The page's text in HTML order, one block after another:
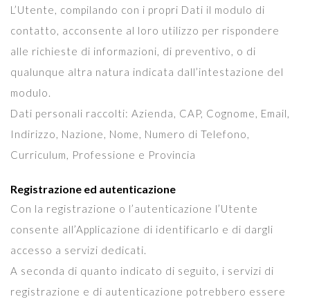
L’Utente, compilando con i propri Dati il modulo di
contatto, acconsente al loro utilizzo per rispondere
alle richieste di informazioni, di preventivo, o di
qualunque altra natura indicata dall’intestazione del
modulo.
Dati personali raccolti: Azienda, CAP, Cognome, Email,
Indirizzo, Nazione, Nome, Numero di Telefono,
Curriculum, Professione e Provincia
Registrazione ed autenticazione
Con la registrazione o l’autenticazione l’Utente
consente all’Applicazione di identificarlo e di dargli
accesso a servizi dedicati.
A seconda di quanto indicato di seguito, i servizi di
registrazione e di autenticazione potrebbero essere